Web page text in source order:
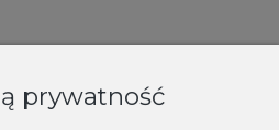
prywatność